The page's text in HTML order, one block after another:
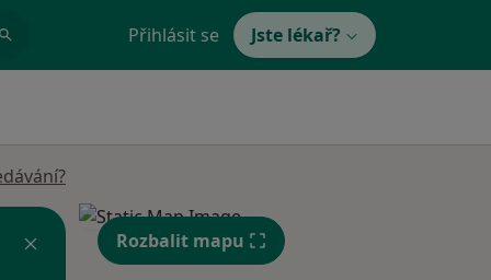
Přihlásit se Jste lékař?
Rozbalit mapu